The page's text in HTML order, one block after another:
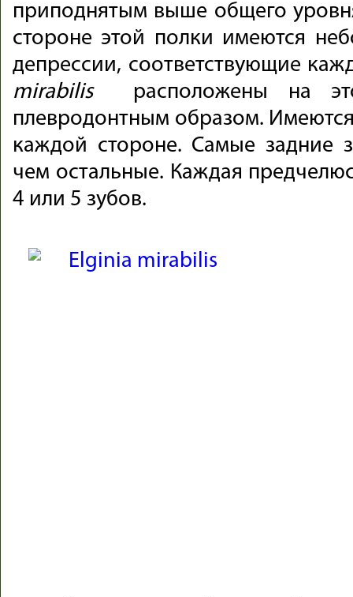
приподнятым выше общего
стороне этой полки имеются
депрессии, соответствующие
mirabilis
расположены на
плевродонтным образом.
каждой стороне. Самые задние
чем остальные. Каждая
4 или 5 зубов.